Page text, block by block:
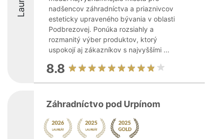
nadšencov záhradníctva a priaznivcov
esteticky upraveného bývania v oblasti
Podbrezovej. Ponúka rozsiahly a
rozmanitý výber produktov, ktorý
uspokojí aj zákazníkov s najvyššími ...
8.8
Záhradníctvo pod Urpínom